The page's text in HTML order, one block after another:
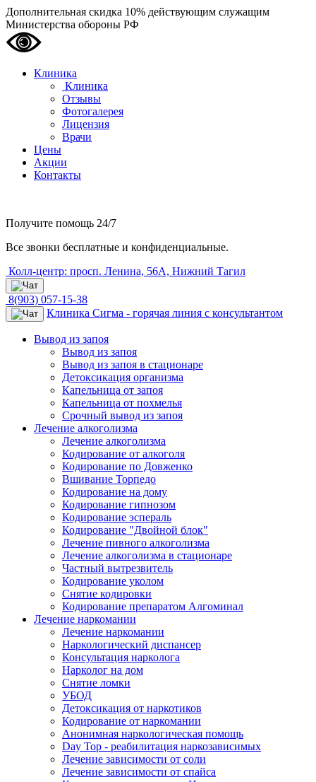
Дополнительная скидка 10% действующим служащим
Министерства обороны РФ
Клиника
Клиника
Отзывы
Фотогалерея
Лицензия
Врачи
Цены
Акции
Контакты
Получите помощь 24/7
Все звонки бесплатные и конфиденциальные.
Колл-центр: просп. Ленина, 56А, Нижний Тагил
8(903) 057-15-38
Клиника Сигма - горячая линия с консультантом
Вывод из запоя
Вывод из запоя
Вывод из запоя в стационаре
Детоксикация организма
Капельница от запоя
Капельница от похмелья
Срочный вывод из запоя
Лечение алкоголизма
Лечение алкоголизма
Кодирование от алкоголя
Кодирование по Довженко
Вшивание Торпедо
Кодирование на дому
Кодирование гипнозом
Кодирование эспераль
Кодирование "Двойной блок"
Лечение пивного алкоголизма
Лечение алкоголизма в стационаре
Частный вытрезвитель
Кодирование уколом
Снятие кодировки
Кодирование препаратом Алгоминал
Лечение наркомании
Лечение наркомании
Наркологический диспансер
Консультация нарколога
Нарколог на дом
Снятие ломки
УБОД
Детоксикация от наркотиков
Кодирование от наркомании
Анонимная наркологическая помощь
Day Top - реабилитация наркозависимых
Лечение зависимости от соли
Лечение зависимости от спайса